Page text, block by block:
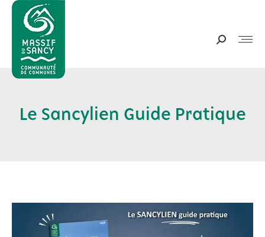
Recherche
Le Sancylien Guide Pratique
Vous êtes ici :
Panneau de gestion des cookies